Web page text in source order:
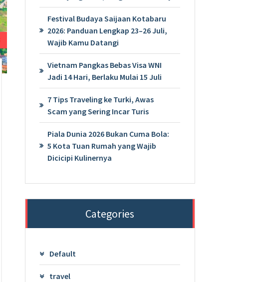
Festival Budaya Saijaan Kotabaru
2026: Panduan Lengkap 23–26 Juli,
Wajib Kamu Datangi
Vietnam Pangkas Bebas Visa WNI
Jadi 14 Hari, Berlaku Mulai 15 Juli
7 Tips Traveling ke Turki, Awas
Scam yang Sering Incar Turis
Piala Dunia 2026 Bukan Cuma Bola:
5 Kota Tuan Rumah yang Wajib
Dicicipi Kulinernya
Categories
Default
travel